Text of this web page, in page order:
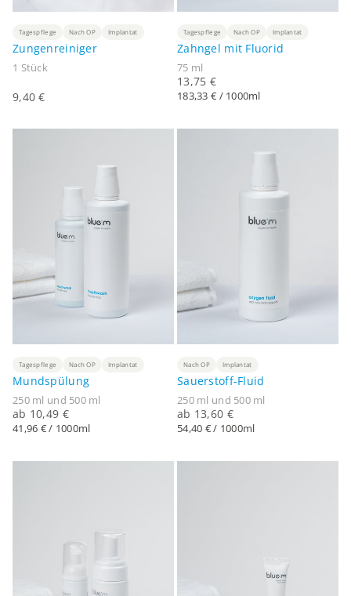
Tagespflege Nach OP Implantat
Zungenreiniger
1 Stück
Angebot
9,40 €
Tagespflege Nach OP Implantat
Zahngel mit Fluorid
75 ml
Angebot
13,75 €
183,33 € / 1000ml
Tagespflege Nach OP Implantat
Mundspülung
250 ml und 500 ml
Angebot
ab 10,49 €
41,96 € / 1000ml
Nach OP Implantat
Sauerstoff-Fluid
250 ml und 500 ml
Angebot
ab 13,60 €
54,40 € / 1000ml